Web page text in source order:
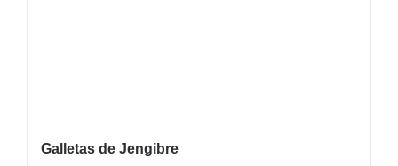
Galletas de Jengibre